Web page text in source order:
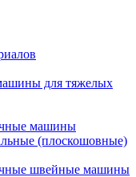
для тяжелых
машины
(плоскошовные)
швейные машины